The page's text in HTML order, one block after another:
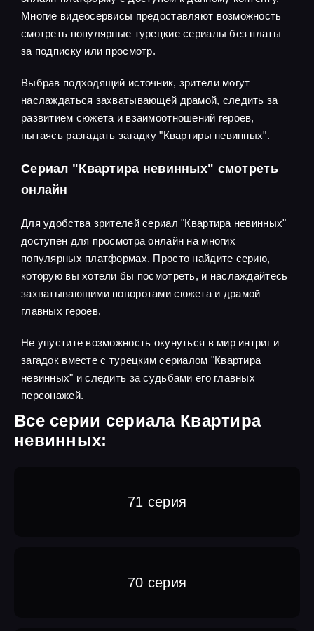
Многие видеосервисы предоставляют возможность
смотреть популярные турецкие сериалы без платы
за подписку или просмотр.
Выбрав подходящий источник, зрители могут
наслаждаться захватывающей драмой, следить за
развитием сюжета и взаимоотношений героев,
пытаясь разгадать загадку "Квартиры невинных".
Сериал "Квартира невинных" смотреть
онлайн
Для удобства зрителей сериал "Квартира невинных"
доступен для просмотра онлайн на многих
популярных платформах. Просто найдите серию,
которую вы хотели бы посмотреть, и наслаждайтесь
захватывающими поворотами сюжета и драмой
главных героев.
Не упустите возможность окунуться в мир интриг и
загадок вместе с турецким сериалом "Квартира
невинных" и следить за судьбами его главных
персонажей.
Все серии сериала Квартира
невинных:
71 серия
70 серия